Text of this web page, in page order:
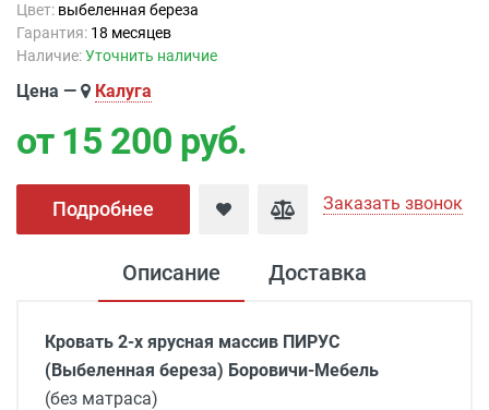
Цвет: выбеленная береза
Гарантия: 18 месяцев
Наличие:Уточнить наличие
Цена — Калуга
от 15 200 руб.
Подробнее Заказать звонок
Описание Доставка
Кровать 2-х ярусная массив ПИРУС
(Выбеленная береза) Боровичи-Мебель
(без матраса)